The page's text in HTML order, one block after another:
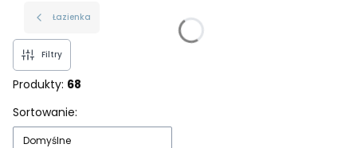
Łazienka
Filtry
Produkty: 68
Lista produktów
Sortowanie:
Domyślne